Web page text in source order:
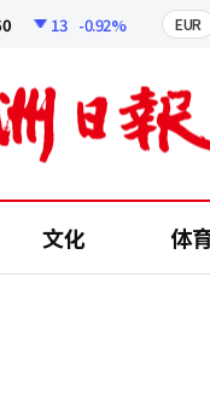
13 -0.92% EUR
文化 体